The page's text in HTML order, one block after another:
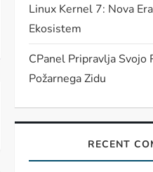
Linux Kernel 7: Nova
Ekosistem
CPanel Pripravlja Svojo
Požarnega Zidu
RECENT